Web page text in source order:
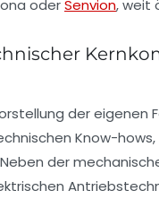
oderSenvion, weit
der eigenen
Know-hows,
der